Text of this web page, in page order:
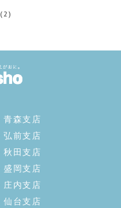
(2)
青森支店
弘前支店
秋田支店
盛岡支店
庄内支店
仙台支店